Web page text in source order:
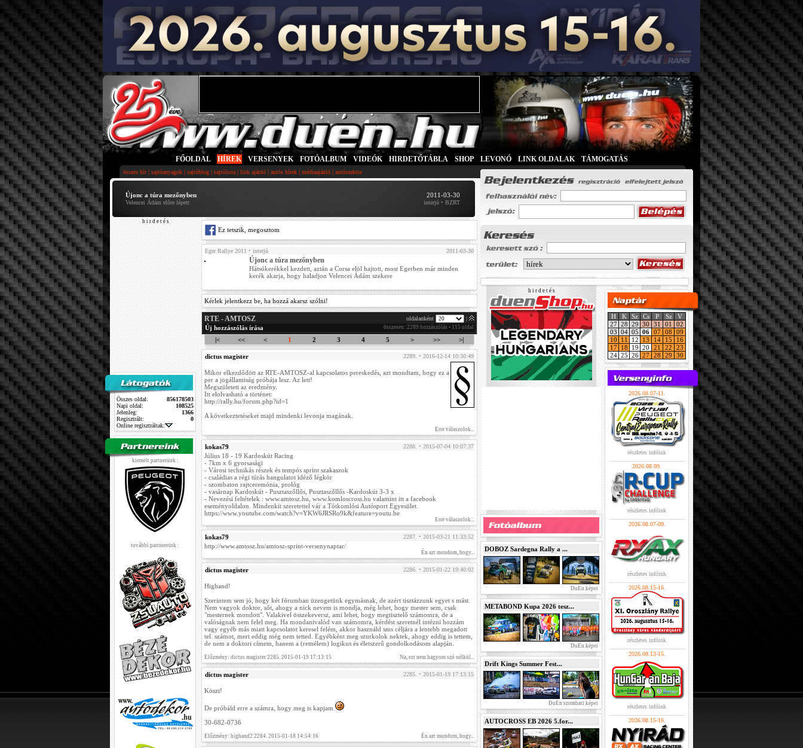
FŐOLDAL HÍREK VERSENYEK FOTÓALBUM VIDEÓK HIRDETŐTÁBLA SHOP LEVONÓ LINK OLDALAK TÁMOGATÁS
összes hír| sajtóanyagok | sajtóblog | sajtólista | link ajánló | autós hírek | médiaajánló | autószektor
Újonc a túra mezőnyben
Velencei Ádám előre lépett
2011-03-30
interjú • BZRT
h i r d e t é s
Összes oldal:
856178503
Napi oldal:
108525
Jelenleg:
1366
Regisztrált:
0
Online regisztráltak:
kiemelt partnerünk :
további partnereink :
Ez tetszik, megosztom
Eger Rallye 2011 • interjú 2011-03-30
Újonc a túra mezőnyben
Hátsókerékkel kezdett, aztán a Corsa elöl hajtott, most Egerben már minden
kerék akarja, hogy haladjon Velencei Ádám szekere
Kérlek jelentkezz be, ha hozzá akarsz szólni!
RTE - AMTOSZ oldalanként
Új hozzászólás írása összesen: 2289 hozzászólás • 115 oldal
|< << < 1 2 3 4 5 > >> >|
dictus magister 2289. • 2016-12-14 10:30:49
Mikor elkezdődött az RTE-AMTOSZ-al kapcsolatos pereskedés, azt mondtam, hogy ez a
per a jogállamiság próbája lesz. Az lett!
Megszületett az eredmény.
Itt elolvasható a történet:
http://rally.hu/forum.php?id=1
A következtetéseket majd mindenki levonja magának.
Erre válaszolok...
kokas79 2288. • 2015-07-04 10:07:37
Július 18 - 19 Kardoskút Racing
- 7km x 6 gyorsasági
- Városi technikás részek és tempós sprint szakaszok
- családias a régi túrás hangulatot idéző légkör
- szombaton rajtceremónia, prológ
- vasárnap Kardoskút - Pusztaszőllős, Pusztaszőllős -Kardoskút 3-3 x
- Nevezési feltételek : www.amtosz.hu, www.komloscross.hu valamint itt a facebook
eseményoldalon. Mindenkit szeretettel vár a Tótkomlósi Autósport Egyesület.
https://www.youtube.com/watch?v=YKW6JRSRo9k&feature=youtu.be
Erre válaszolok...
kokas79 2287. • 2015-03-21 11:33:52
http://www.amtosz.hu/amtosz-sprint-versenynaptar/
Én azt mondom, hogy...
dictus magister 2286. • 2015-01-22 19:40:02
Highand!
Szerintem sem jó, hogy két fórumban üzengetünk egymásnak, de azért tisztázzunk egyet s mást.
Nem vagyok doktor, sőt, ahogy a nick nevem is mondja, még lehet, hogy mester sem, csak
"mesternek mondott". Valakivel összekeversz, ami lehet, hogy megtisztelő számomra, de a
valóságnak nem felel meg. Ha mondanivalód van számomra, kérdést szeretnél intézni hozzám
vagy egyéb más miatt kapcsolatot keresel felém, akkor használd sms céljára a lentebb megadott
tel. számot, mert eddig még nem tetted. Egyébként meg szurkolok nektek, ahogy eddig is tettem,
de nem a doktori címem, hanem a (remélem) logikus és életszerű gondolkodásom alapján.
Előzmény: dictus magister 2285. 2015-01-19 17:13:15 Na, ezt nem hagyom szó nélkül...
dictus magister 2285. • 2015-01-19 17:13:15
Köszi!
De próbáld erre a számra, hogy meg is kapjam
30-682-0736
Előzmény: highand2 2284. 2015-01-18 14:54:16 Én azt mondom, hogy...
h i r d e t é s
DOBOZ Sardegna Rally a ...
DuEn képei
METABOND Kupa 2026 tesz...
DuEn képei
Drift Kings Summer Fest...
DuEn szombati képei
AUTOCROSS EB 2026 5.for...
H K Sz Cs P Sz
V
27 28 29 30 31 01
02
03 04 05 06 07 08
09
10
11 12 13 14 15
16
17
18 19 20 21 22
23
24 25 26 27 28 29 30
2026.08.07-11.
részletes infóink
2026.08.09.
részletes infóink
2026.08.07-09.
részletes infóink
2026.08.15-16.
részletes infóink
2026.08.13-15.
részletes infóink
2026.08.15-16.